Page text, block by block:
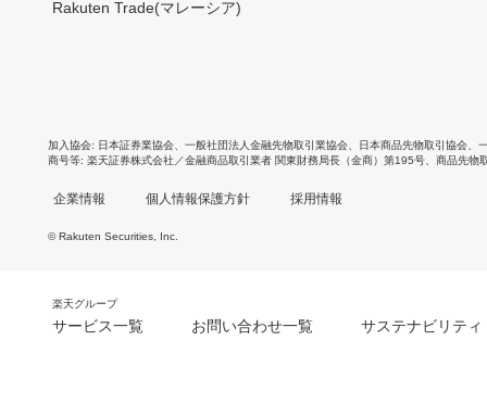
Rakuten Trade(マレーシア)
加入協会 日本証券業協会 一般社団法人金融先物取引業協会 日本商品先物取引協会
商号等 楽天証券株式会社／金融商品取引業者 関東財務局長（金商）第195号、商品先物
企業情報 個人情報保護方針 採用情報
© Rakuten Securities, Inc.
楽天グループ
サービス一覧 お問い合わせ一覧 サステナビリティ